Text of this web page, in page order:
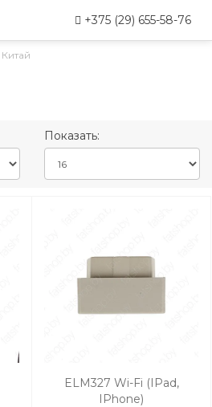
+375 (29) 655-58-76
Китай
Показать:
ELM327 Wi-Fi (IPad,
IPhone)